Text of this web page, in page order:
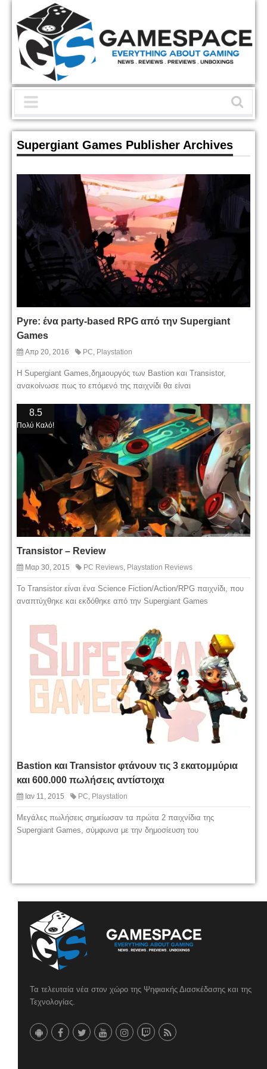
Supergiant Games Publisher Archives
Pyre: ένα party-based RPG από την Supergiant
Games
Απρ 20, 2016 PC, Playstation
Η Supergiant Games,δημιουργός των Bastion και Transistor,
ανακοίνωσε πως το επόμενό της παιχνίδι θα είναι
8.5
Πολύ Καλό!
Transistor – Review
Μαρ 30, 2015 PC Reviews Playstation Reviews
Το Transistor είναι ένα Science Fiction/Action/RPG παιχνίδι, που
αναπτύχθηκε και εκδόθηκε από την Supergiant Games
Bastion και Transistor φτάνουν τις 3 εκατομμύρια
και 600.000 πωλήσεις αντίστοιχα
Ιαν 11, 2015 PC, Playstation
Μεγάλες πωλήσεις σημείωσαν τα πρώτα 2 παιχνίδια της
Supergiant Games, σύμφωνα με την δημοσίευση του
Τα τελευταία νέα στον χώρο της Ψηφιακής Διασκέδασης και της
Τεχνολογίας.